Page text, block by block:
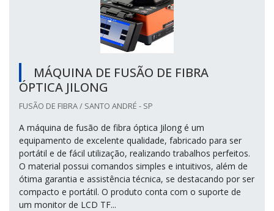
MÁQUINA DE FUSÃO DE FIBRA
ÓPTICA JILONG
FUSÃO DE FIBRA / SANTO ANDRÉ - SP
A máquina de fusão de fibra óptica Jilong é um
equipamento de excelente qualidade, fabricado para ser
portátil e de fácil utilização, realizando trabalhos perfeitos.
O material possui comandos simples e intuitivos, além de
ótima garantia e assistência técnica, se destacando por ser
compacto e portátil. O produto conta com o suporte de
um monitor de LCD TF...